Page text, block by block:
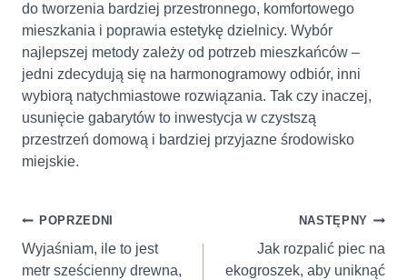
do tworzenia bardziej przestronnego, komfortowego
mieszkania i poprawia estetykę dzielnicy. Wybór
najlepszej metody zależy od potrzeb mieszkańców –
jedni zdecydują się na harmonogramowy odbiór, inni
wybiorą natychmiastowe rozwiązania. Tak czy inaczej,
usunięcie gabarytów to inwestycja w czystszą
przestrzeń domową i bardziej przyjazne środowisko
miejskie.
Nawigacja
wpisu
POPRZEDNI
Wyjaśniam, ile to jest
metr sześcienny drewna,
NASTĘPNY
Jak rozpalić piec na
ekogroszek, aby uniknąć